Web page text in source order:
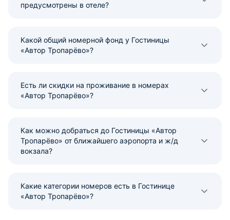
предусмотрены в отеле?
Какой общий номерной фонд у Гостиницы
«Автор Тропарёво»?
Есть ли скидки на проживание в номерах
«Автор Тропарёво»?
Как можно добраться до Гостиницы «Автор
Тропарёво» от ближайшего аэропорта и ж/д
вокзала?
Какие категории номеров есть в Гостинице
«Автор Тропарёво»?